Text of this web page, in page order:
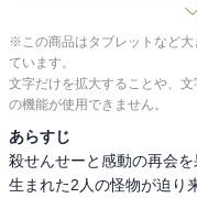
※この商品はタブレットなど大
ています。
文字だけを拡大することや、
の機能が使用できません。
あらすじ
殺せんせーと感動の再会
生まれた2人の怪物が迫